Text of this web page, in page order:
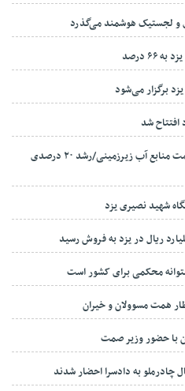
و لجستیک هوشمند می‌گذرد
درصد
شد
یزد پنجمین استان کشور به لحاظ وخامت منابع آب زیرزمینی/رشد ۲۰ درصدی
شهید نصیری یزد
چادرملو به دادسرا احضار شدند